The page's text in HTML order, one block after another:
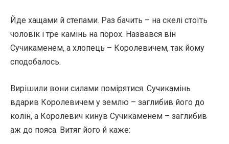
Йде хащами й степами. Раз бачить – на скелі стоїть
чоловік і тре камінь на порох. Назвався він
Сучикаменем, а хлопець – Королевичем, так йому
сподобалось.
Вирішили вони силами помірятися. Сучикамінь
вдарив Королевичем у землю – заглибив його до
колін, а Королевич кинув Сучикаменем – заглибив
аж до пояса. Витяг його й каже: